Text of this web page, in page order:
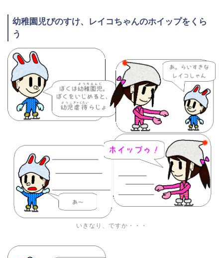
幼稚園児ぴのすけ、レイコちゃんのホイップをくら
う
いきなり、ですか・・・